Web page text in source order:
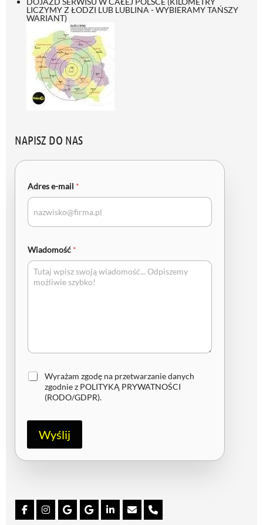
LICZYMY Z ŁODZI LUB LUBLINA - WYBIERAMY TAŃSZY
WARIANT)
NAPISZ DO NAS
Adres e-mail *
Wiadomość *
Z
Wyrażam zgodę na przetwarzanie danych
zgodnie z POLITYKĄ PRYWATNOŚCI
(RODO/GDPR).
Wyślij